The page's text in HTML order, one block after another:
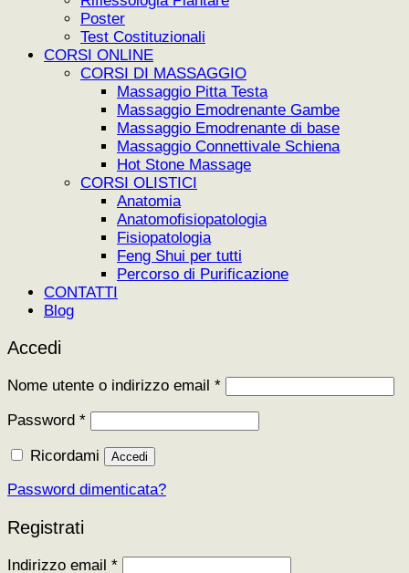
Poster
Test Costituzionali
CORSI ONLINE
CORSI DI MASSAGGIO
Massaggio Pitta Testa
Massaggio Emodrenante Gambe
Massaggio Emodrenante di base
Massaggio Connettivale Schiena
Hot Stone Massage
CORSI OLISTICI
Anatomia
Anatomofisiopatologia
Fisiopatologia
Feng Shui per tutti
Percorso di Purificazione
CONTATTI
Blog
Accedi
Nome utente o indirizzo email *Richiesto
Password *Richiesto
Ricordami Accedi
Password dimenticata?
Registrati
Indirizzo email *Richiesto